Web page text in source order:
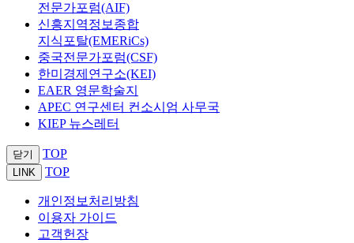
전문가포럼(AIF)
신흥지역정보종합
지식포탈(EMERiCs)
중국전문가포럼(CSF)
한미경제연구소(KEI)
EAER 영문학술지
APEC 연구센터 컨소시엄 사무국
KIEP 뉴스레터
닫기 TOP
LINK TOP
개인정보처리방침
이용자 가이드
고객헌장